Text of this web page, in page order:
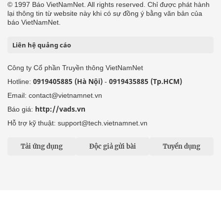
© 1997 Báo VietNamNet. All rights reserved. Chỉ được phát hành
lại thông tin từ website này khi có sự đồng ý bằng văn bản của
báo VietNamNet.
Liên hệ quảng cáo
Công ty Cổ phần Truyền thông VietNamNet
Hotline: 0919405885 (Hà Nội) - 0919435885 (Tp.HCM)
Email: contact@vietnamnet.vn
Báo giá: http://vads.vn
Hỗ trợ kỹ thuật: support@tech.vietnamnet.vn
Tải ứng dụng Độc giả gửi bài Tuyển dụng